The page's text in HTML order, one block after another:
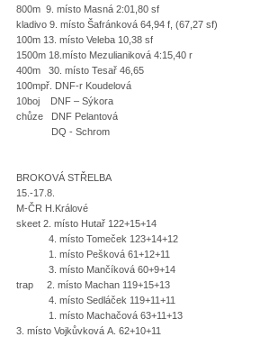
800m 9. místo Masná 2:01,80 sf
kladivo 9. místo Šafránková 64,94 f, (67,27 sf)
100m 13. místo Veleba 10,38 sf
1500m 18.místo Mezulianiková 4:15,40 r
400m 30. místo Tesař 46,65
100mpř. DNF-r Koudelová
10boj DNF – Sýkora
chůze DNF Pelantová
DQ - Schrom
BROKOVÁ STŘELBA
15.-17.8.
M-ČR H.Králové
skeet 2. místo Hutař 122+15+14
4. místo Tomeček 123+14+12
1. místo Pešková 61+12+11
3. místo Mančíková 60+9+14
trap 2. místo Machan 119+15+13
4. místo Sedláček 119+11+11
1. místo Machačová 63+11+13
3. místo Vojkůvková A. 62+10+11